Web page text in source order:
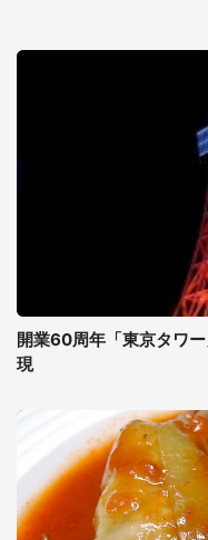
開業60周年「東京タワ
現